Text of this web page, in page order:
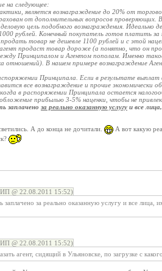
на следующее:
является вознаграждение до 20% от
от дополнительных вопросов
цель подобного вознаграждения. Идеально
рублей. Конечный покупатель готов платить
товар не дешевле 1100 рублей и с этой
продаст товар дороже (а понятно, что он
Принципалом и Агентом пополам. Именно
В нашем примере вознаграждение
Принципала. Если в результате выплат
все вознаграждение и прочие экономически
в распоряжении Принципала остается
прибылью 3-5% наценки, чтобы не
заплачено за реально оказанную услугу и все
А до конца не дочитали.
А вот какую
ИП @ 22.08.2011 15:52)
за реально оказанную услугу и все
ИП @ 22.08.2011 15:52)
агент, сидящий в Ульяновске, по загрузке с